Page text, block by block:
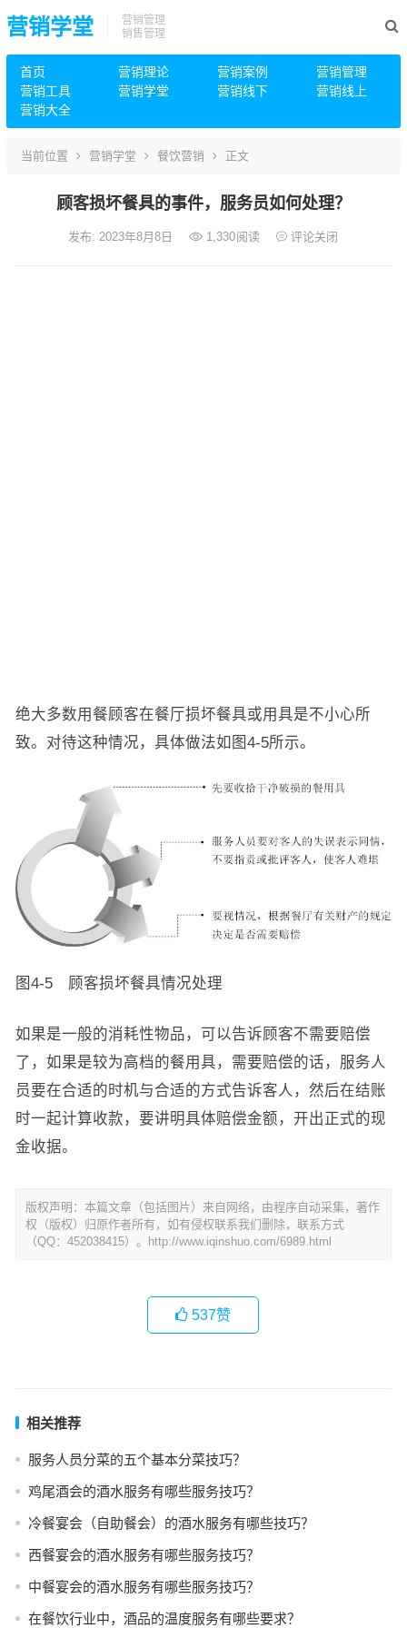
营销学堂
营销管理
销售管理
首页 营销理论 营销案例
营销管理
营销工具
营销学堂 营销线下
营销线上
营销大全
当前位置 营销学堂 餐饮营销 正文
顾客损坏餐具的事件，服务员如何处理？
发布: 2023年8月8日 1,330阅读 评论关闭
绝大多数用餐顾客在餐厅损坏餐具或用具是不小心所
致。对待这种情况，具体做法如图4-5所示。
图4-5 顾客损坏餐具情况处理
如果是一般的消耗性物品，可以告诉顾客不需要赔偿
了，如果是较为高档的餐用具，需要赔偿的话，服务人
员要在合适的时机与合适的方式告诉客人，然后在结账
时一起计算收款，要讲明具体赔偿金额，开出正式的现
金收据。
版权声明：本篇文章（包括图片）来自网络，由程序自动采集，著作
权（版权）归原作者所有，如有侵权联系我们删除，联系方式
（QQ：452038415）。http://www.iqinshuo.com/6989.html
537赞
相关推荐
服务人员分菜的五个基本分菜技巧？
鸡尾酒会的酒水服务有哪些服务技巧？
冷餐宴会（自助餐会）的酒水服务有哪些技巧？
西餐宴会的酒水服务有哪些服务技巧？
中餐宴会的酒水服务有哪些服务技巧？
在餐饮行业中，酒品的温度服务有哪些要求？